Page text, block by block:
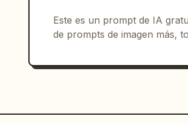
Este es un prompt de IA
de prompts de imagen más,